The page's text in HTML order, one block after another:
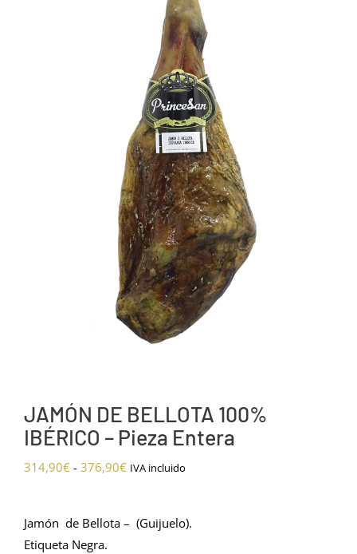
JAMÓN DE BELLOTA 100%
IBÉRICO – Pieza Entera
314,90€ - 376,90€ Rango
desde
IVA incluido
Jamón de Bellota – (Guijuelo).
Etiqueta Negra.